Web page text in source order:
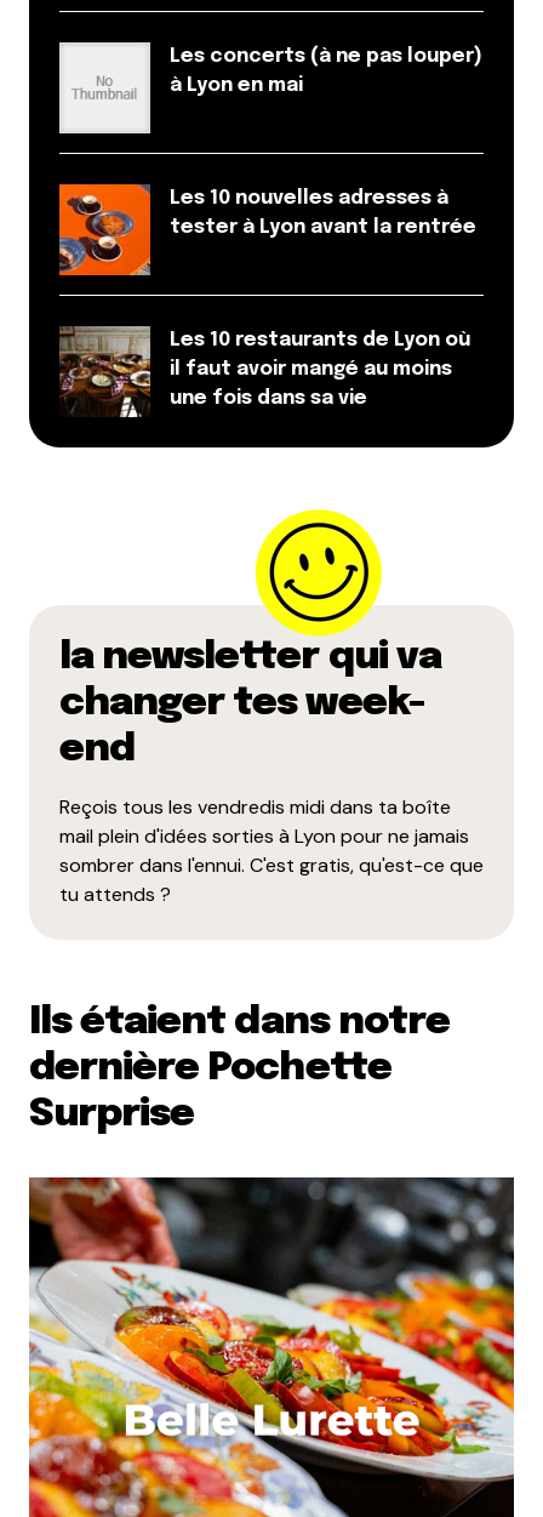
Les concerts (à ne pas louper)
à Lyon en mai
Les 10 nouvelles adresses à
tester à Lyon avant la rentrée
Les 10 restaurants de Lyon où
il faut avoir mangé au moins
une fois dans sa vie
la newsletter qui va
changer tes week-
end
Reçois tous les vendredis midi dans ta boîte
mail plein d'idées sorties à Lyon pour ne jamais
sombrer dans l'ennui. C'est gratis, qu'est-ce que
tu attends ?
Ils étaient dans notre
dernière Pochette
Surprise